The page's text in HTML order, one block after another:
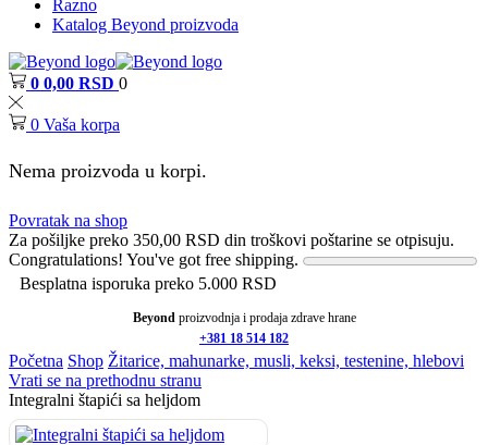
Razno
Katalog Beyond proizvoda
0 0,00 RSD 0
0 Vaša korpa
Nema proizvoda u korpi.
Povratak na shop
Za pošiljke preko 350,00 RSD din troškovi poštarine se otpisuju.
Congratulations! You've got free shipping.
Besplatna isporuka preko 5.000 RSD
Beyond proizvodnja i prodaja zdrave hrane
+381 18 514 182
Početna Shop Žitarice, mahunarke, musli, keksi, testenine, hlebovi
Vrati se na prethodnu stranu
Integralni štapići sa heljdom